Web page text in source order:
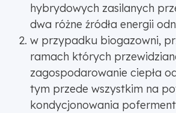
hybrydowych zasilanych
dwa różne źródła energii
w przypadku biogazowni,
ramach których
zagospodarowanie ciepła
tym przede wszystkim na
kondycjonowania